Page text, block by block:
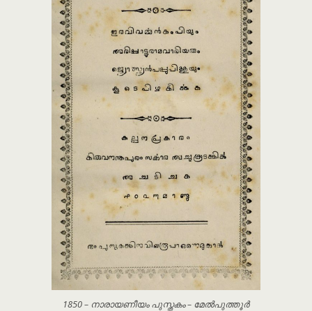
1850 – നാരായണീയം പുസ്തകം – മേൽപുത്തൂർ